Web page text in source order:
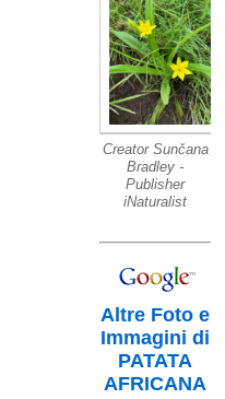
Creator Sunčana
Bradley -
Publisher
iNaturalist
Altre Foto e
Immagini di
PATATA
AFRICANA